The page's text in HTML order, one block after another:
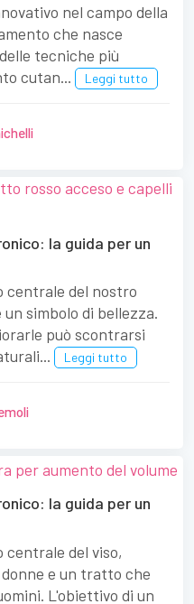
nel campo della
che nasce
tecniche più
cutan...
Leggi tutto
la guida per un
centrale del nostro
simbolo di bellezza.
può scontrarsi
Leggi tutto
la guida per un
centrale del viso,
e un tratto che
L'obiettivo di un